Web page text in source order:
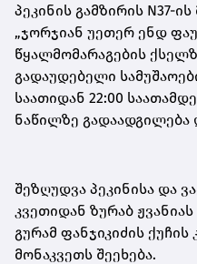
პეკინის გამზირის N37-
„ჯორჯიან უეთერ ენდ
წყალმომარაგების
გადაუდებელი
საათიდან 22:00
ნაწილზე
შეზღუდვა პეკინისა და
კვეთიდან ზურაბ
გურამ ფანჯიკიძის
მონაკვეთს შეეხება.